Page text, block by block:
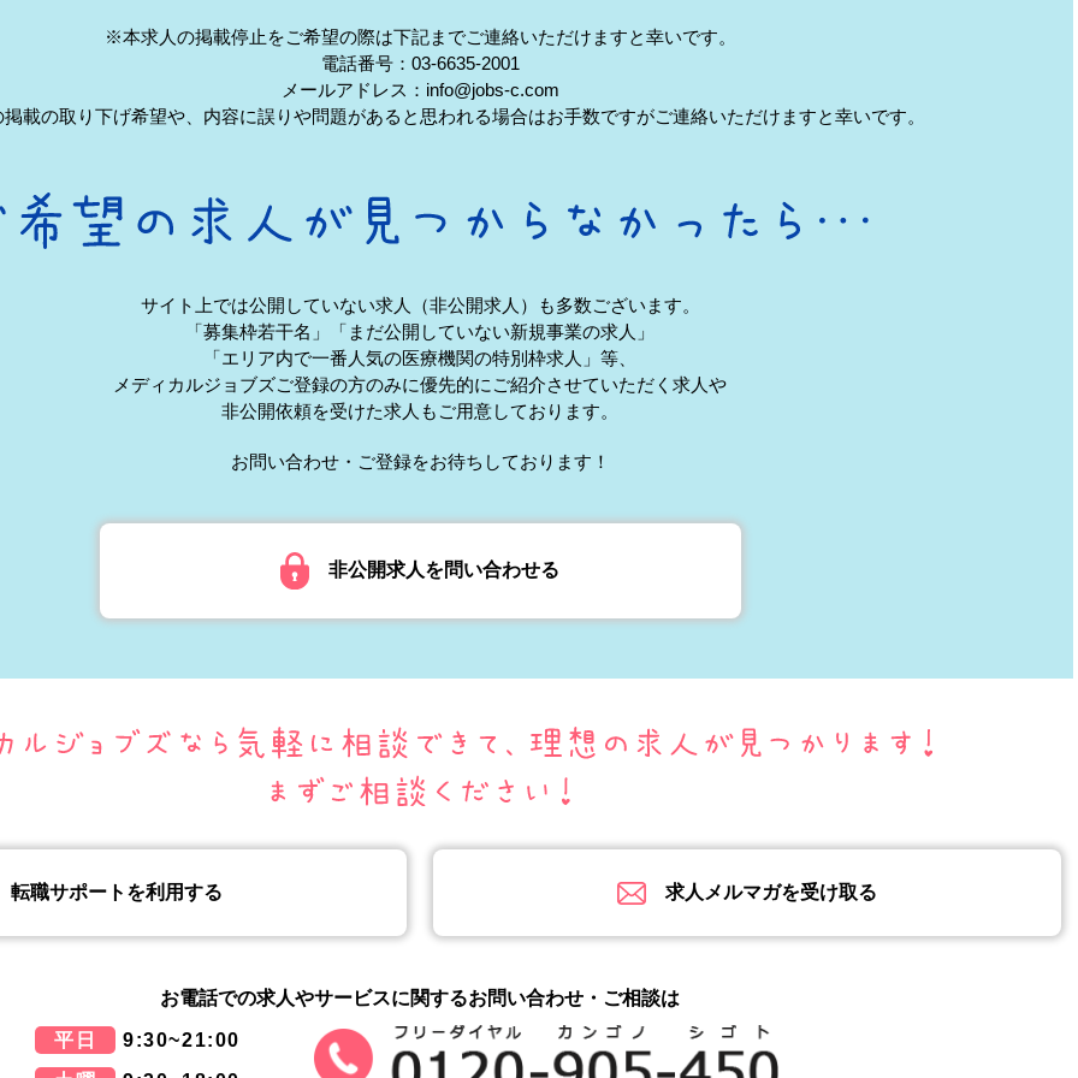
※本求人の掲載停止をご希望の際は下記までご連絡いただけますと幸いです。
電話番号：03-6635-2001
メールアドレス：info@jobs-c.com
載の取り下げ希望や、内容に誤りや問題があると思われる場合はお手数ですがご連絡いただけますと幸いです。
サイト上では公開していない求人（非公開求人）も多数ございます。
「募集枠若干名」「まだ公開していない新規事業の求人」
「エリア内で一番人気の医療機関の特別枠求人」等、
メディカルジョブズご登録の方のみに優先的にご紹介させていただく求人や
非公開依頼を受けた求人もご用意しております。
お問い合わせ・ご登録をお待ちしております！
非公開求人を問い合わせる
転職サポートを利用する 求人メルマガを受け取る
お電話での求人やサービスに関するお問い合わせ・ご相談は
平日
9:30~21:00